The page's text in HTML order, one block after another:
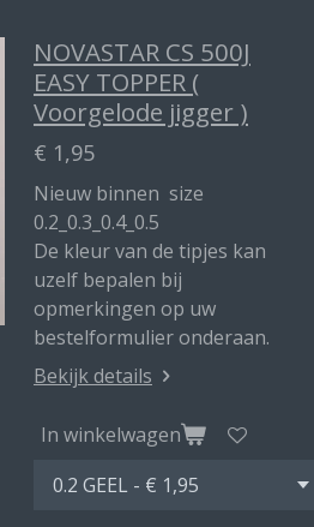
NOVASTAR CS 500J
EASY TOPPER (
Voorgelode jigger )
€ 1,95
Nieuw binnen size
0.2_0.3_0.4_0.5
De kleur van de tipjes kan
uzelf bepalen bij
opmerkingen op uw
bestelformulier onderaan.
Bekijk details
In winkelwagen